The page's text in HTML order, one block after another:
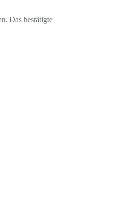
Das bestätigte